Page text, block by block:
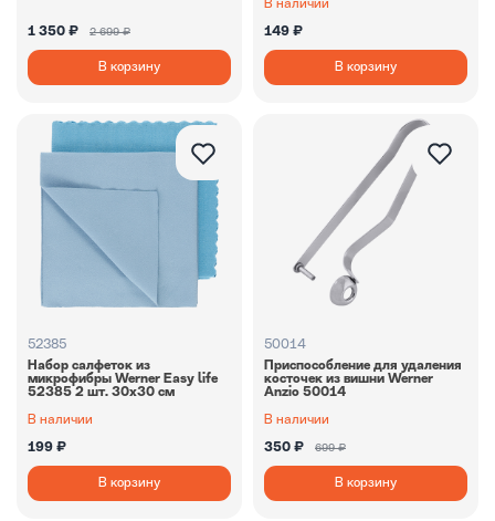
1 350 ₽ 2 699 ₽
В корзину
В наличии
149 ₽
В корзину
52385
Набор салфеток из
микрофибры Werner Easy life
52385 2 шт. 30х30 см
В наличии
199 ₽
В корзину
50014
Приспособление для удаления
косточек из вишни Werner
Anzio 50014
В наличии
350 ₽ 699 ₽
В корзину